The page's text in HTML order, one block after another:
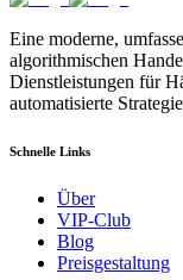
Eine moderne,
algorithmischen
Dienstleistungen für
automatisierte
Schnelle Links
Über
VIP-Club
Blog
Preisgestaltung